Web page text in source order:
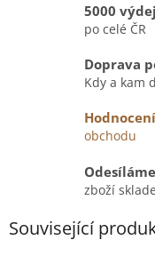
5000
po celé ČR
Doprava
Kdy a kam
Hodnocení
obchodu
zboží
Související